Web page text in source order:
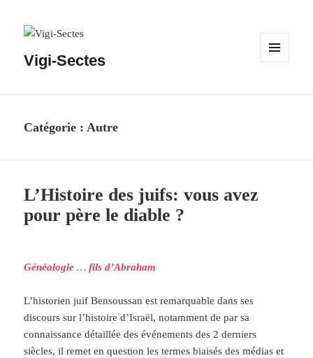
Vigi-Sectes
Catégorie : Autre
L’Histoire des juifs: vous avez
pour père le diable ?
Généalogie … filsd’Abraham
L’historien juif Bensoussan est remarquable dans ses
discours sur l’histoire d’Israël, notamment de par sa
connaissance détaillée des événements des 2 derniers
siècles, il remet en question les termes biaisés des médias et